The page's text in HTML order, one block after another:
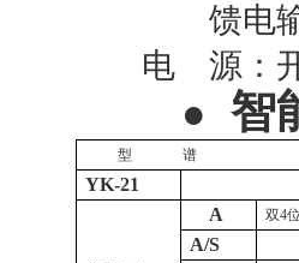
馈电
电
源：
● 智
型 谱
YK-21
A 双4
A/S